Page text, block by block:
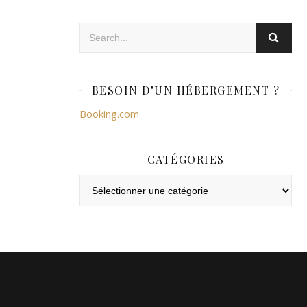
BESOIN D’UN HÉBERGEMENT ?
Booking.com
CATÉGORIES